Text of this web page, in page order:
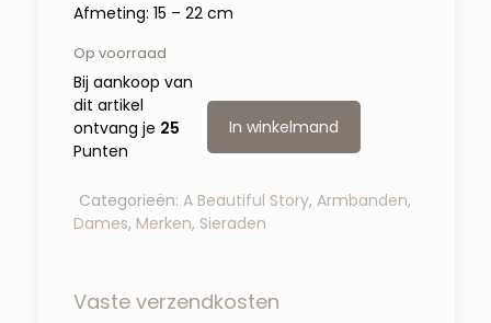
Afmeting: 15 – 22 cm
Op voorraad
Bij aankoop van
dit artikel
ontvang je 25
Punten
In winkelmand
Categorieën: A Beautiful Story, Armbanden,
Dames, Merken, Sieraden
Vaste verzendkosten